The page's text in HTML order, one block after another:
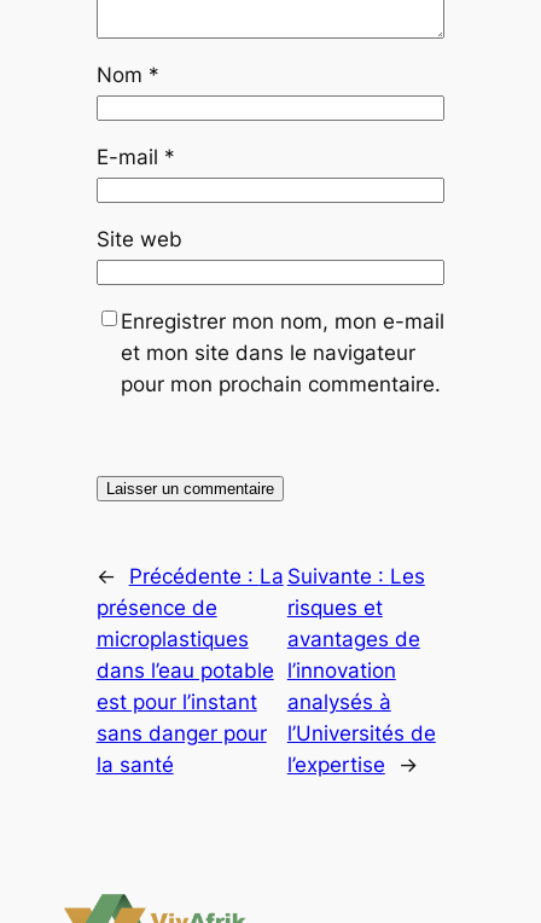
Nom *
E-mail *
Site web
Enregistrer mon nom, mon e-mail
et mon site dans le navigateur
pour mon prochain commentaire.
← Précédente : La
présence de
microplastiques
dans l’eau potable
est pour l’instant
sans danger pour
la santé
Suivante : Les
risques et
avantages de
l’innovation
analysés à
l’Universités de
l’expertise
→